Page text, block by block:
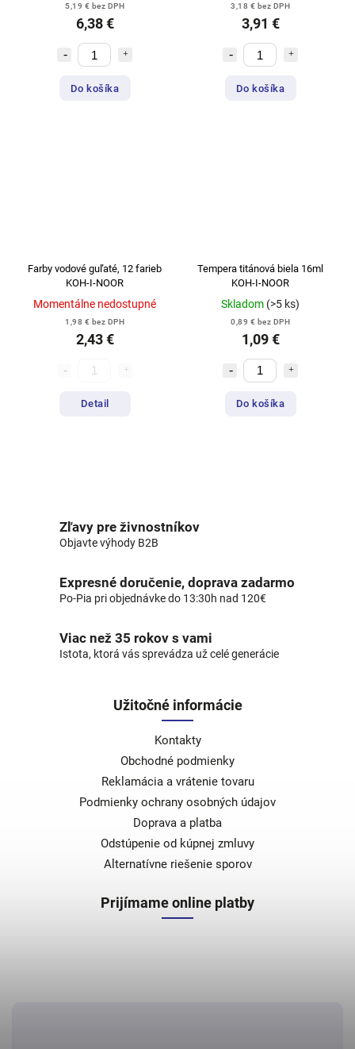
5,19 € bez DPH
6,38 €
Do košíka
3,18 € bez DPH
3,91 €
Do košíka
Farby vodové guľaté, 12 farieb
KOH-I-NOOR
Momentálne nedostupné
1,98 € bez DPH
2,43 €
Detail
Tempera titánová biela 16ml
KOH-I-NOOR
Skladom (>5 ks)
0,89 € bez DPH
1,09 €
Do košíka
Zľavy pre živnostníkov
Objavte výhody B2B
Expresné doručenie, doprava zadarmo
Po-Pia pri objednávke do 13:30h nad 120€
Viac než 35 rokov s vami
Istota, ktorá vás sprevádza už celé generácie
Užitočné informácie
Kontakty
Obchodné podmienky
Reklamácia a vrátenie tovaru
Podmienky ochrany osobných údajov
Doprava a platba
Odstúpenie od kúpnej zmluvy
Alternatívne riešenie sporov
Prijímame online platby